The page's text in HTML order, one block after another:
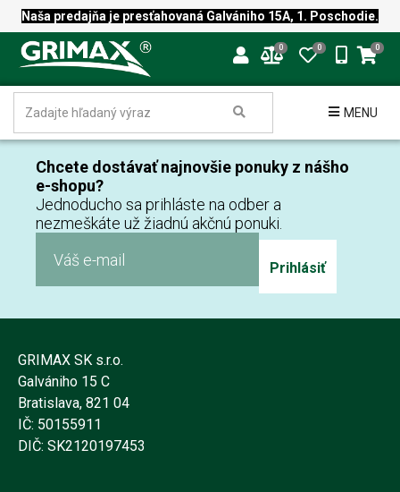
Naša predajňa je presťahovaná Galvániho 15A, 1. Poschodie.
0 0 0
MENU
Chcete dostávať najnovšie ponuky z nášho
e-shopu?
Jednoducho sa prihláste na odber a
nezmeškáte už žiadnú akčnú ponuki.
Prihlásiť
GRIMAX SK s.r.o.
Galvániho 15 C
Bratislava, 821 04
IČ: 50155911
DIČ: SK2120197453